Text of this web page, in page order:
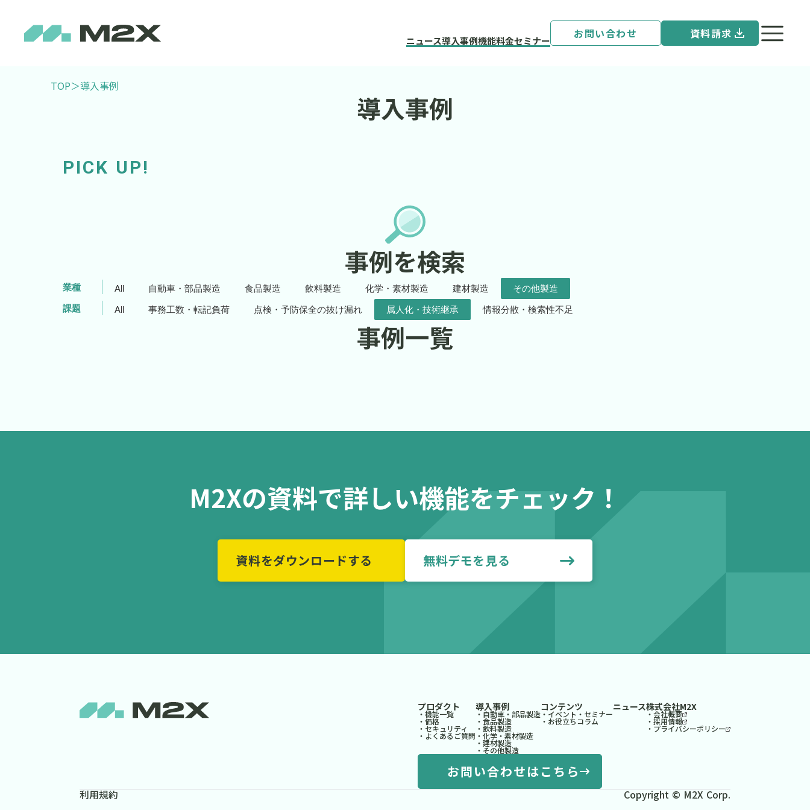
ニュース導入事例機能料金セミナー お問い合わせ 資料請求
TOP＞導入事例
導入事例
PICK UP!
事例を検索
業種 All 自動車・部品製造 食品製造 飲料製造 化学・素材製造 建材製造
その他製造
課題
All 事務工数・転記負荷 点検・予防保全の抜け漏れ 属人化・技術継承 情報分散・検索性不足
事例一覧
M2Xの資料で詳しい機能をチェック！
資料をダウンロードする 無料デモを見る
プロダクト
・機能一覧
・価格
・セキュリティ
・よくあるご質問
導入事例
・自動車・部品製造
・食品製造
・飲料製造
・化学・素材製造
・建材製造
・その他製造
コンテンツ
・イベント・セミナー
・お役立ちコラム
ニュース株式会社M2X
・会社概要
・採用情報
・プライバシーポリシー
お問い合わせはこちら
利用規約 Copyright © M2X Corp.